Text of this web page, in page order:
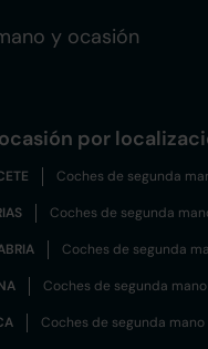
y ocasión
por
Coches de segunda
Coches de segunda
Coches de segunda
Coches de segunda
Coches de segunda mano